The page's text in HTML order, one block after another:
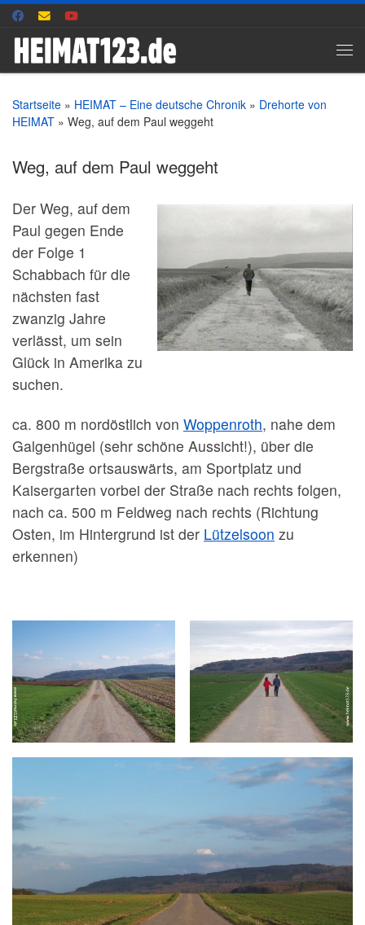
Zum Inhalt springen
Startseite » HEIMAT – Eine deutsche Chronik » Drehorte von
HEIMAT » Weg, auf dem Paul weggeht
Weg, auf dem Paul weggeht
Der Weg, auf dem
Paul gegen Ende
der Folge 1
Schabbach für die
nächsten fast
zwanzig Jahre
verlässt, um sein
Glück in Amerika zu
suchen.
ca. 800 m nordöstlich von Woppenroth, nahe dem
Galgenhügel (sehr schöne Aussicht!), über die
Bergstraße ortsauswärts, am Sportplatz und
Kaisergarten vorbei der Straße nach rechts folgen,
nach ca. 500 m Feldweg nach rechts (Richtung
Osten, im Hintergrund ist der Lützelsoon zu
erkennen)